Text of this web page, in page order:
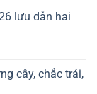
lưu dẫn hai
cây, chắc trái,